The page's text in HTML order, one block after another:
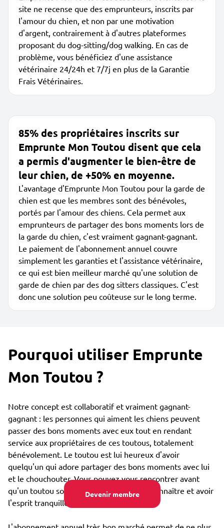
Devenir membre
site ne recense que des emprunteurs, inscrits par
l'amour du chien, et non par une motivation
d'argent, contrairement à d'autres plateformes
proposant du dog-sitting/dog walking. En cas de
problème, vous bénéficiez d'une assistance
vétérinaire 24/24h et 7/7j en plus de la Garantie
Frais Vétérinaires.
85% des propriétaires inscrits sur
Emprunte Mon Toutou disent que cela
a permis d'augmenter le bien-être de
leur chien, de +50% en moyenne.
L'avantage d'Emprunte Mon Toutou pour la garde de
chien est que les membres sont des bénévoles,
portés par l'amour des chiens. Cela permet aux
emprunteurs de partager des bons moments lors de
la garde du chien, c'est vraiment gagnant-gagnant.
Le paiement de l'abonnement annuel couvre
simplement les garanties et l'assistance vétérinaire,
ce qui est bien meilleur marché qu'une solution de
garde de chien par des dog sitters classiques. C'est
donc une solution peu coûteuse sur le long terme.
Pourquoi utiliser Emprunte
Mon Toutou ?
Notre concept est collaboratif et vraiment gagnant-
gagnant : les personnes qui aiment les chiens peuvent
passer des bons moments avec eux tout en rendant
service aux propriétaires de ces toutous, totalement
bénévolement. Le toutou est lui heureux d'avoir
quelqu'un qui adore partager des bons moments avec lui
et le chouchouter. Vous pouvez vous rencontrer avant
qu'un toutou soit confié, afin de bien se connaître et avoir
l'esprit tranquille.